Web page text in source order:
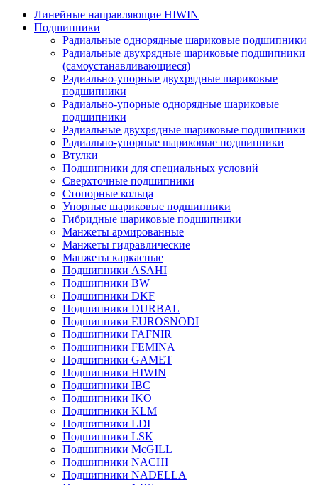
Линейные направляющие HIWIN
Подшипники
Радиальные однорядные шариковые подшипники
Радиальные двухрядные шариковые подшипники
(самоустанавливающиеся)
Радиально-упорные двухрядные шариковые
подшипники
Радиально-упорные однорядные шариковые
подшипники
Радиальные двухрядные шариковые подшипники
Радиально-упорные шариковые подшипники
Втулки
Подшипники для специальных условий
Сверхточные подшипники
Стопорные кольца
Упорные шариковые подшипники
Гибридные шариковые подшипники
Манжеты армированные
Манжеты гидравлические
Манжеты каркасные
Подшипники ASAHI
Подшипники BW
Подшипники DKF
Подшипники DURBAL
Подшипники EUROSNODI
Подшипники FAFNIR
Подшипники FEMINA
Подшипники GAMET
Подшипники HIWIN
Подшипники IBC
Подшипники IKO
Подшипники KLM
Подшипники LDI
Подшипники LSK
Подшипники McGILL
Подшипники NACHI
Подшипники NADELLA